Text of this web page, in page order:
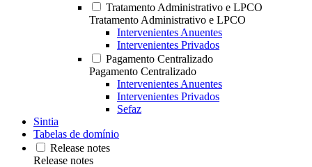
Tratamento Administrativo e LPCO
Tratamento Administrativo e LPCO
Intervenientes Anuentes
Intervenientes Privados
Pagamento Centralizado
Pagamento Centralizado
Intervenientes Anuentes
Intervenientes Privados
Sefaz
Sintia
Tabelas de domínio
Release notes
Release notes